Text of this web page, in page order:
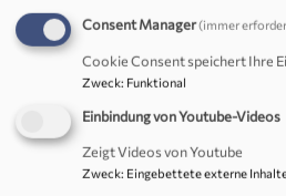
Sollten Sie Interesse an der
architektonischen Schätzen
Johanniskirche der
ST. JOHANNIS KIRCHE
Consent Manager(immer
Cookie Consent speichert Ihre
Zweck: Funktional
Einbindung von Youtube-Videos
Zeigt Videos von Youtube
Zweck: Eingebettete externe